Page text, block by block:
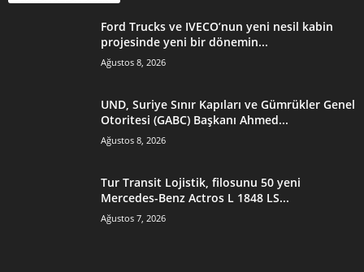
Ford Trucks ve IVECO’nun yeni nesil kabin
projesinde yeni bir dönemin...
Ağustos 8, 2026
UND, Suriye Sınır Kapıları ve Gümrükler Genel
Otoritesi (GABC) Başkanı Ahmed...
Ağustos 8, 2026
Tur Transit Lojistik, filosunu 50 yeni
Mercedes-Benz Actros L 1848 LS...
Ağustos 7, 2026